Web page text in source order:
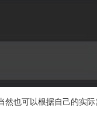
也可以根据自己的实际